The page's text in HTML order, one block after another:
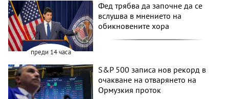
преди 14 часа
Фед трябва да започне да се
вслушва в мнението на
обикновените хора
S&P 500 записа нов рекорд в
очакване на отварянето на
Ормузкия проток